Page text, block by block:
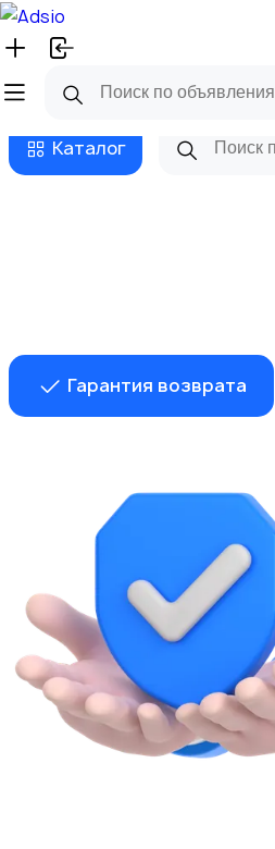
Русский
Каталог
Гарантия возврата